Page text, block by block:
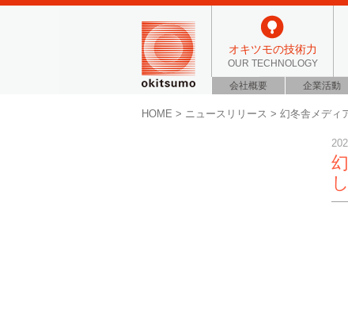
オキツモの技術力
OUR TECHNOLOGY
会社概要 企業活動
HOME > ニュースリリース > 幻冬舎メディ